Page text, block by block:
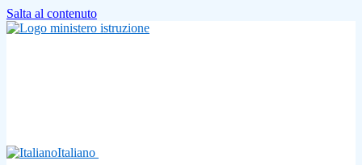
Salta al contenuto
Italiano